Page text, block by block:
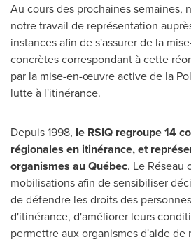
Au cours des prochaines semaines,
notre travail de représentation
instances afin de s'assurer de la
concrètes correspondant à cette
par la mise-en-œuvre active de la
lutte à l'itinérance.
Depuis 1998, le RSIQ regroupe 14
régionales en itinérance, et
organismes au Québec. Le Réseau
mobilisations afin de sensibiliser
de défendre les droits des
d'itinérance, d'améliorer leurs
permettre aux organismes d'aide de